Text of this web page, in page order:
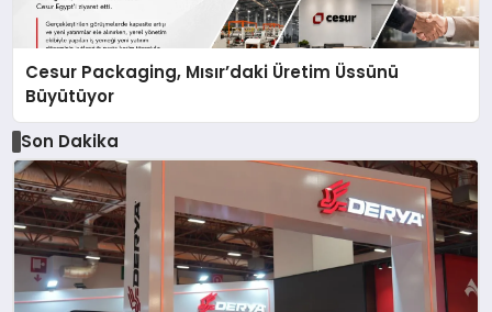
Cesur Packaging, Mısır’daki Üretim Üssünü
Büyütüyor
Son Dakika